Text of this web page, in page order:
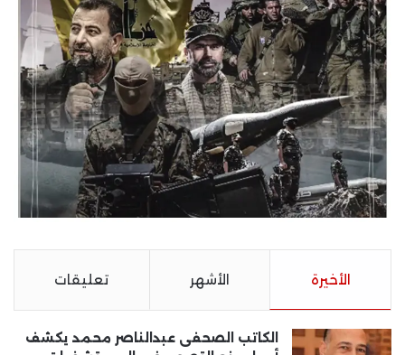
الأخيرة الأشهر تعليقات
الكاتب الصحفى عبدالناصر محمد يكشف